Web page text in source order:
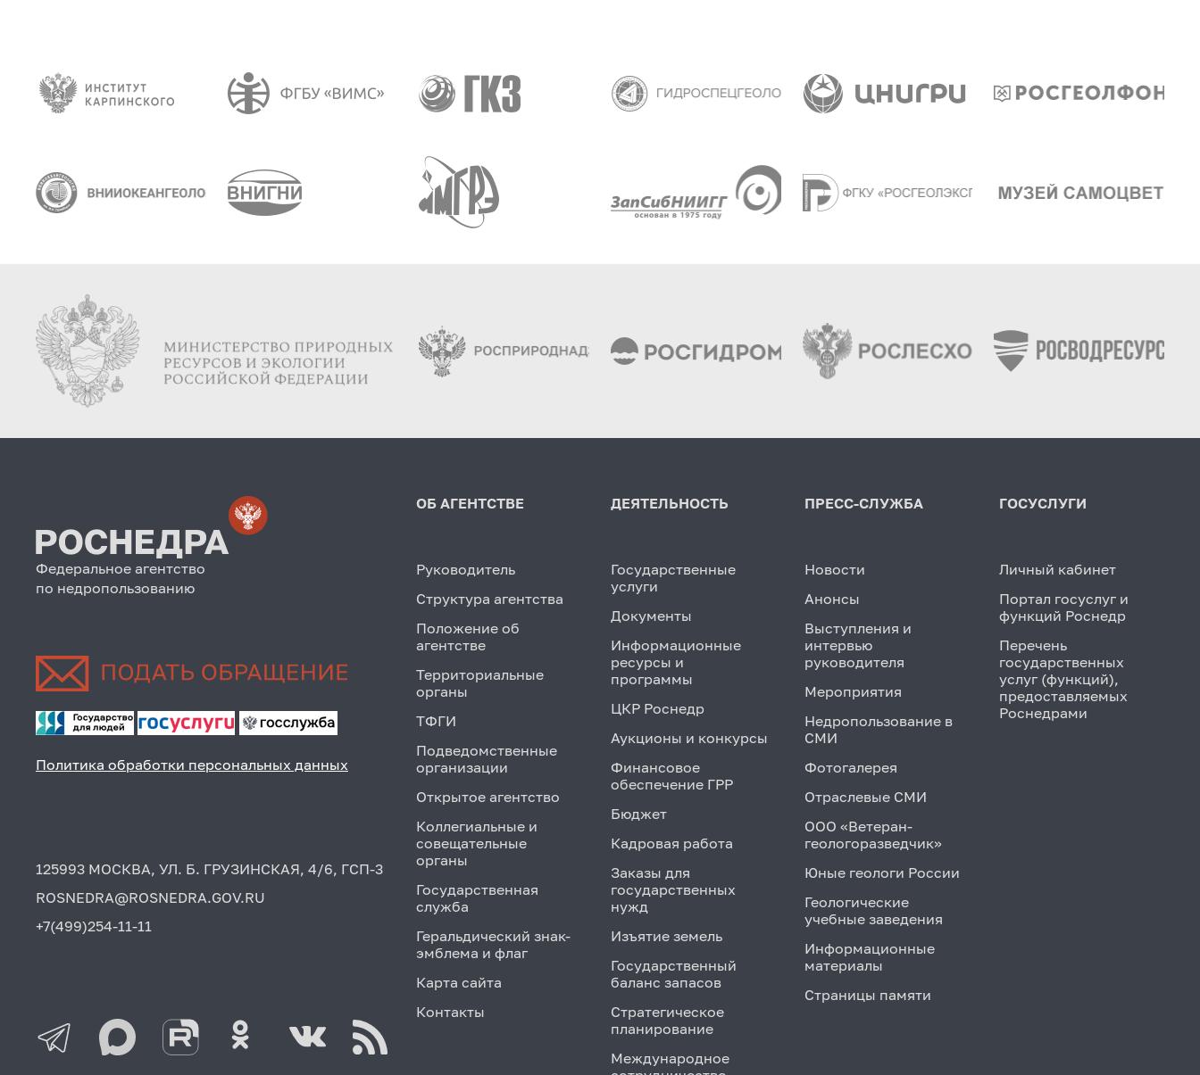
Федеральное агентство
по недропользованию
Политика обработки персональных данных
125993 МОСКВА, УЛ. Б. ГРУЗИНСКАЯ, 4/6, ГСП-3
ROSNEDRA@ROSNEDRA.GOV.RU
+7(499)254-11-11
ОБ АГЕНТСТВЕ
Руководитель
Структура агентства
Положение об
агентстве
Территориальные
органы
ТФГИ
Подведомственные
организации
Открытое агентство
Коллегиальные и
совещательные
органы
Государственная
служба
Геральдический знак-
эмблема и флаг
Карта сайта
Контакты
ДЕЯТЕЛЬНОСТЬ
Государственные
услуги
Документы
Информационные
ресурсы и
программы
ЦКР Роснедр
Аукционы и конкурсы
Финансовое
обеспечение ГРР
Бюджет
Кадровая работа
Заказы для
государственных
нужд
Изъятие земель
Государственный
баланс запасов
Стратегическое
планирование
Международное
ПРЕСС-СЛУЖБА
Новости
Анонсы
Выступления и
интервью
руководителя
Мероприятия
Недропользование в
СМИ
Фотогалерея
Отраслевые СМИ
ООО «Ветеран-
геологоразведчик»
Юные геологи России
Геологические
учебные заведения
Информационные
материалы
Страницы памяти
ГОСУСЛУГИ
Личный кабинет
Портал госуслуг и
функций Роснедр
Перечень
государственных
услуг (функций),
предоставляемых
Роснедрами